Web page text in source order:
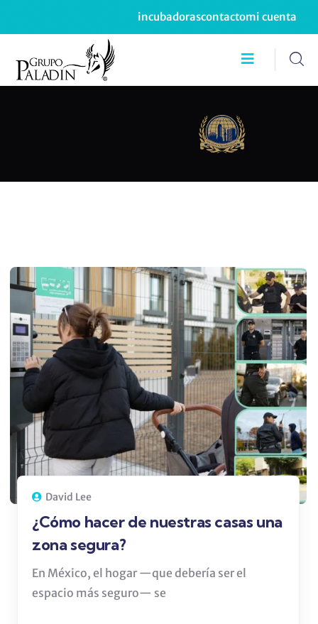
incubadorascontactomi cuenta
David Lee
¿Cómo hacer de nuestras casas una
zona segura?
En México, el hogar —que debería ser el
espacio más seguro— se